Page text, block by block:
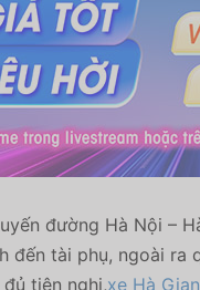
đường Hà Nội –
tài phụ, ngoài
tiện nghi,xe Hà